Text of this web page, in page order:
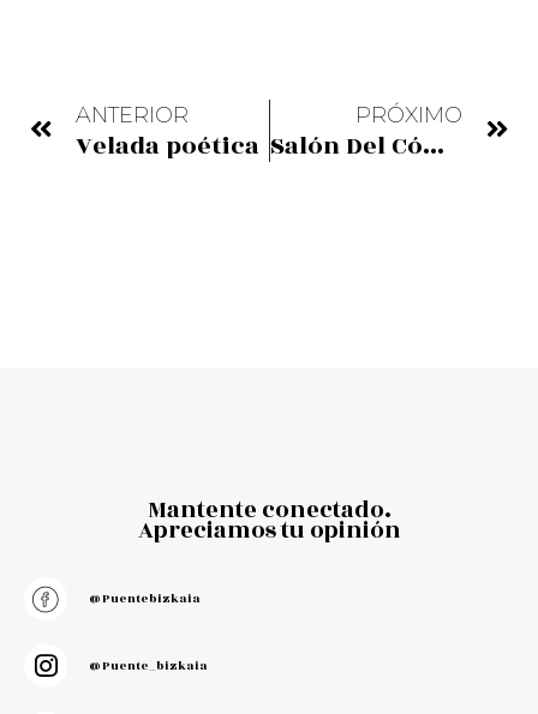
ANTERIOR
Velada poética
PRÓXIMO
Salón Del Cómic
Mantente conectado.
Apreciamos tu opinión
@puentebizkaia
@puente_bizkaia